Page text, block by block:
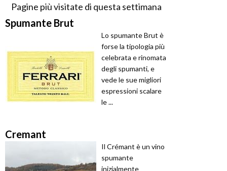
Pagine più visitate di questa settimana
Spumante Brut
Lo spumante Brut è
forse la tipologia più
celebrata e rinomata
degli spumanti, e
vede le sue migliori
espressioni scalare
le ...
Cremant
Il Crémant è un vino
spumante
inizialmente